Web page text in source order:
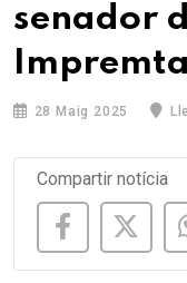
senador
Impremta
28 Maig 2025
Compartir notícia